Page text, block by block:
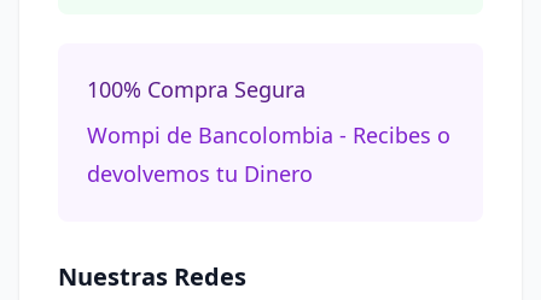
100% Compra Segura
Wompi de Bancolombia - Recibes o
devolvemos tu Dinero
Nuestras Redes